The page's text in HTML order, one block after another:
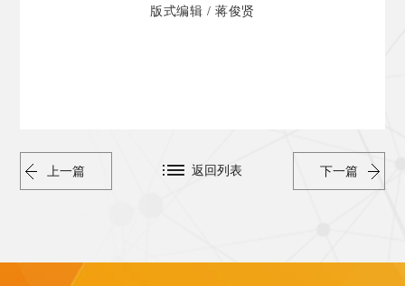
版式编辑 / 蒋俊贤
上一篇 下一篇
返回列表